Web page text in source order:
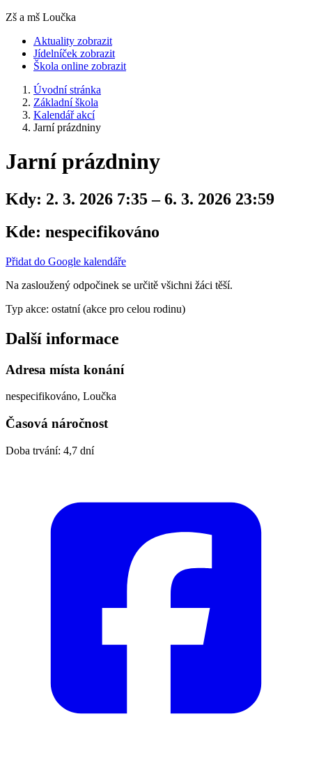
Zš a mš Loučka
Aktuality zobrazit
Jídelníček zobrazit
Škola online zobrazit
Úvodní stránka
Základní škola
Kalendář akcí
Jarní prázdniny
Jarní prázdniny
Kdy: 2. 3. 2026 7:35 – 6. 3. 2026 23:59
Kde: nespecifikováno
Přidat do Google kalendáře
Na zasloužený odpočinek se určitě všichni žáci těší.
Typ akce: ostatní (akce pro celou rodinu)
Další informace
Adresa místa konání
nespecifikováno, Loučka
Časová náročnost
Doba trvání: 4,7 dní